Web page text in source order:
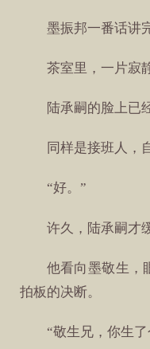
墨振邦一番话讲
茶室里，一片寂
陆承嗣的脸上已
同样是接班人
“好。”
许久，陆承嗣才
他看向墨敬生，
拍板的决断。
“敬生兄，你生了